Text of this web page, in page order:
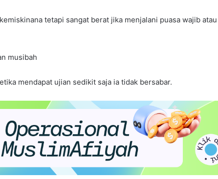
tetapi sangat berat jika menjalani puasa wajib atau
musibah
mendapat ujian sedikit saja ia tidak bersabar.